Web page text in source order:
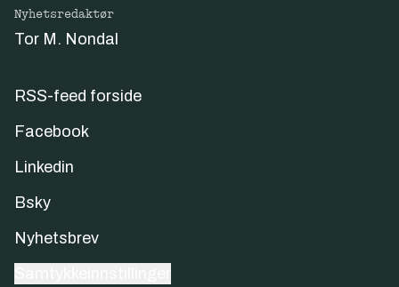
Nyhetsredaktør
Tor M. Nondal
RSS-feed forside
Facebook
Linkedin
Bsky
Nyhetsbrev